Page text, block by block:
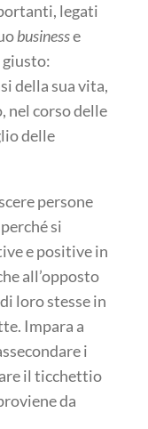
legati
businesse
della sua vita,
nel corso delle
delle
persone
si
e positive in
all’opposto
loro stesse in
Impara a
i
il ticchettio
da